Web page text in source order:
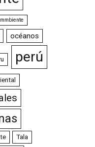
océanos
perú
Tala